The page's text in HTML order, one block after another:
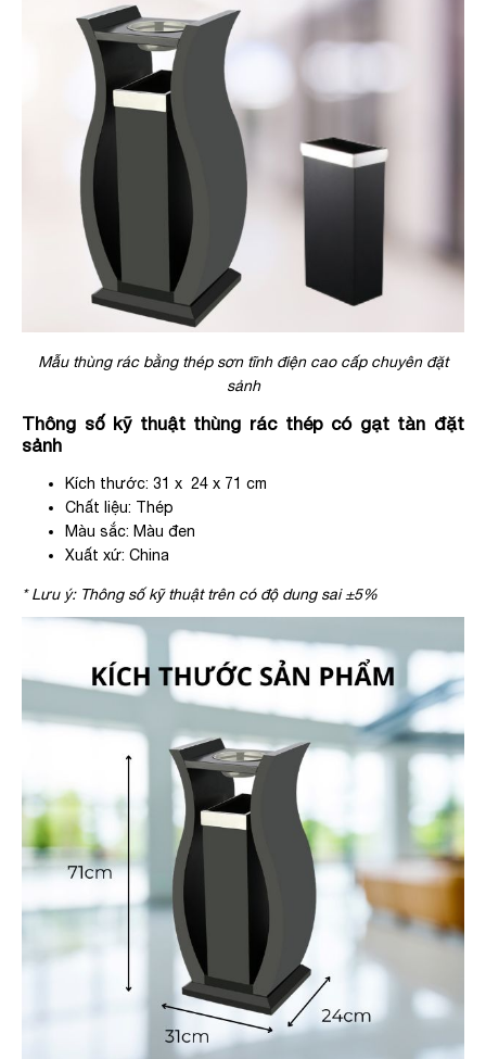
Mẫu thùng rác bằng thép sơn tĩnh điện cao cấp chuyên đặt
sảnh
Thông số kỹ thuật thùng rác thép có gạt tàn đặt
sảnh
Kích thước: 31 x 24 x 71 cm
Chất liệu: Thép
Màu sắc: Màu đen
Xuất xứ: China
* Lưu ý: Thông số kỹ thuật trên có độ dung sai ±5%